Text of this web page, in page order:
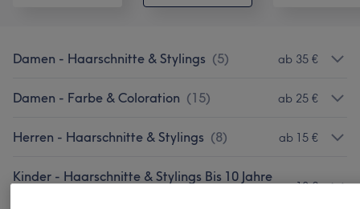
Damen - Haarschnitte & Stylings (5) ab 35 €
Damen - Farbe & Coloration (15) ab 25 €
Herren - Haarschnitte & Stylings (8) ab 15 €
Kinder - Haarschnitte & Stylings Bis 10 Jahre
18 €